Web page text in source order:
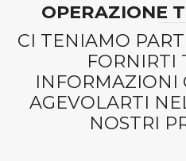
OPERAZIONE
CI TENIAMO
FORNIRTI
INFORMAZIONI
AGEVOLARTI
NOSTRI